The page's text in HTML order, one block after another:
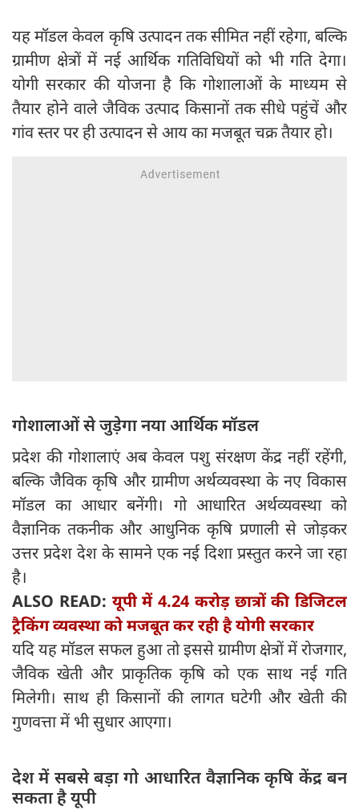
यह मॉडल केवल कृषि उत्पादन तक सीमित नहीं रहेगा, बल्कि
ग्रामीण क्षेत्रों में नई आर्थिक गतिविधियों को भी गति देगा।
योगी सरकार की योजना है कि गोशालाओं के माध्यम से
तैयार होने वाले जैविक उत्पाद किसानों तक सीधे पहुंचें और
गांव स्तर पर ही उत्पादन से आय का मजबूत चक्र तैयार हो।
गोशालाओं से जुड़ेगा नया आर्थिक मॉडल
प्रदेश की गोशालाएं अब केवल पशु संरक्षण केंद्र नहीं रहेंगी,
बल्कि जैविक कृषि और ग्रामीण अर्थव्यवस्था के नए विकास
मॉडल का आधार बनेंगी। गो आधारित अर्थव्यवस्था को
वैज्ञानिक तकनीक और आधुनिक कृषि प्रणाली से जोड़कर
उत्तर प्रदेश देश के सामने एक नई दिशा प्रस्तुत करने जा रहा
है।
ALSO READ: यूपी में 4.24 करोड़ छात्रों की डिजिटल
ट्रैकिंग व्यवस्था को मजबूत कर रही है योगी सरकार
यदि यह मॉडल सफल हुआ तो इससे ग्रामीण क्षेत्रों में रोजगार,
जैविक खेती और प्राकृतिक कृषि को एक साथ नई गति
मिलेगी। साथ ही किसानों की लागत घटेगी और खेती की
गुणवत्ता में भी सुधार आएगा।
देश में सबसे बड़ा गो आधारित वैज्ञानिक कृषि केंद्र बन
सकता है यूपी